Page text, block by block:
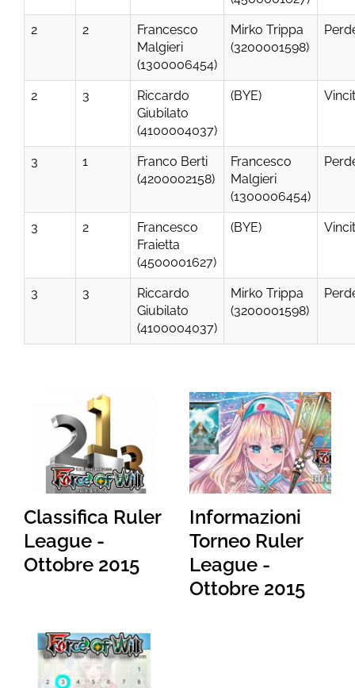
2 2
Francesco
Malgieri
(1300006454)
Mirko Trippa
(3200001598)
2 3
Riccardo
Giubilato
(4100004037)
(BYE)
3 1
Franco Berti
(4200002158)
Francesco
Malgieri
(1300006454)
3 2
Francesco
Fraietta
(4500001627)
(BYE)
3 3
Riccardo
Giubilato
(4100004037)
Mirko Trippa
(3200001598)
Classifica Ruler
League -
Ottobre 2015
Informazioni
Torneo Ruler
League -
Ottobre 2015